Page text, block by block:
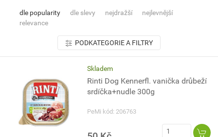
dle popularity dle slevy nejdražší
nejlevnější
relevance
PODKATEGORIE A FILTRY
Skladem
Rinti Dog Kennerfl. vanička drůbeží
srdíčka+nudle 300g
PeMi kód: 206763